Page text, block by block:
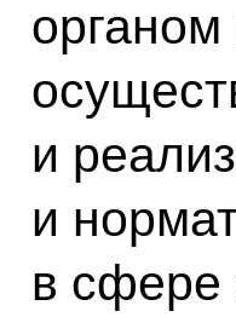
органом
и
и
в сфере